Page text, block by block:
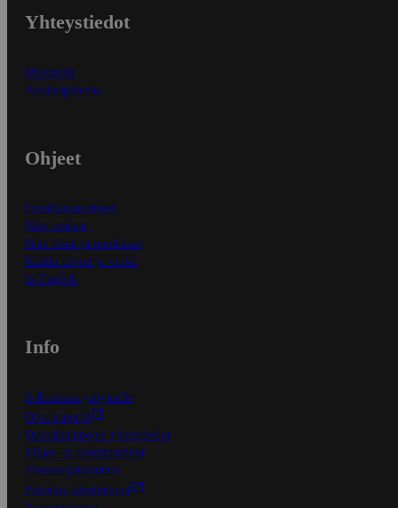
Yhteystiedot
Myymälät
Asiakaspalvelu
Ohjeet
Ensitilaajan ohjeet
Näin maksat
Näin tilaat ja muokkaat
Kaikki ohjeet ja vinkit
In English
Info
S-Business yrityksille
Oiva-raportit
Osuuskauppojen yhteystiedot
Tilaus- ja toimitusehdot
Tietosuojakäytäntö
Palvelun käyttöehdot